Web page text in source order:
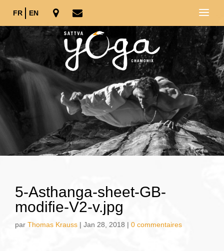
FR EN
5-Asthanga-sheet-GB-
modifie-V2-v.jpg
par Thomas Krauss | Jan 28, 2018 | 0 commentaires